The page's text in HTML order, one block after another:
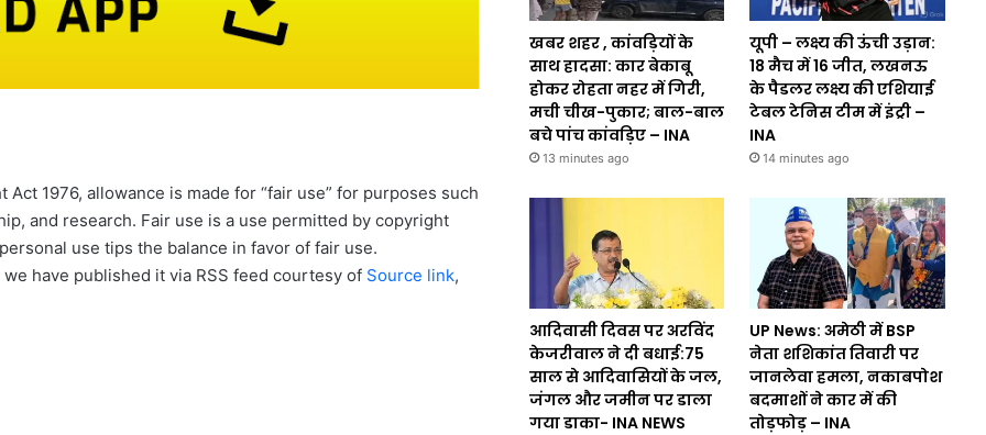
1976, allowance is made for “fair use” for purposes such
and research. Fair use is a use permitted by copyright
use tips the balance in favor of fair use.
we have published it via RSS feed courtesy of Source link,
खबर शहर , कांवड़ियों के
साथ हादसा: कार बेकाबू
होकर रोहता नहर में गिरी,
मची चीख-पुकार; बाल-बाल
बचे पांच कांवड़िए – INA
13 minutes ago
यूपी – लक्ष्य की ऊंची उड़ान:
18 मैच में 16 जीत, लखनऊ
के पैडलर लक्ष्य की एशियाई
टेबल टेनिस टीम में इंट्री –
INA
14 minutes ago
आदिवासी दिवस पर अरविंद
केजरीवाल ने दी बधाई:75
साल से आदिवासियों के जल,
जंगल और जमीन पर डाला
गया डाका- INA NEWS
UP News: अमेठी में BSP
नेता शशिकांत तिवारी पर
जानलेवा हमला, नकाबपोश
बदमाशों ने कार में की
तोड़फोड़ – INA